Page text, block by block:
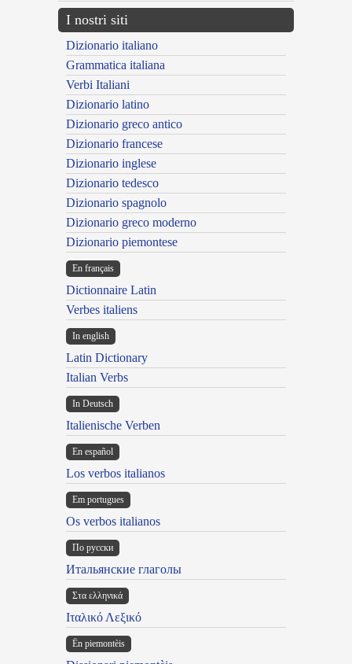
I nostri siti
Dizionario italiano
Grammatica italiana
Verbi Italiani
Dizionario latino
Dizionario greco antico
Dizionario francese
Dizionario inglese
Dizionario tedesco
Dizionario spagnolo
Dizionario greco moderno
Dizionario piemontese
En français
Dictionnaire Latin
Verbes italiens
In english
Latin Dictionary
Italian Verbs
In Deutsch
Italienische Verben
En español
Los verbos italianos
Em portugues
Os verbos italianos
По русски
Итальянские глаголы
Στα ελληνικά
Ιταλικό Λεξικό
Ën piemontèis